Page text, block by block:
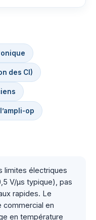
des CI)
op
limites électriques
V/µs typique), pas
rapides. Le
commercial en
en température